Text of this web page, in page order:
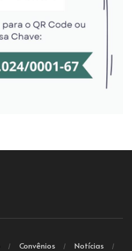
Convênios Notícias